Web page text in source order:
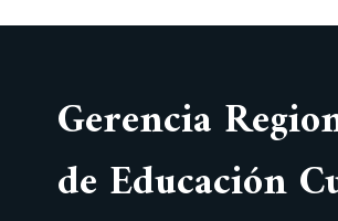
Gerencia
de Educación